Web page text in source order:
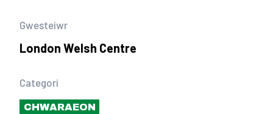
Gwesteiwr
London Welsh Centre
Categori
CHWARAEON